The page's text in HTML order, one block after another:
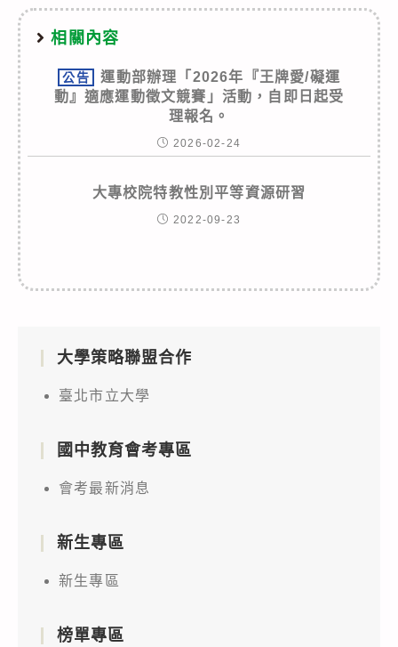
相關內容
公告
運動部辦理「2026年『王牌愛/礙運
動』適應運動徵文競賽」活動，自即日起受
理報名。
2026-02-24
大專校院特教性別平等資源研習
2022-09-23
大學策略聯盟合作
臺北市立大學
國中教育會考專區
會考最新消息
新生專區
新生專區
榜單專區